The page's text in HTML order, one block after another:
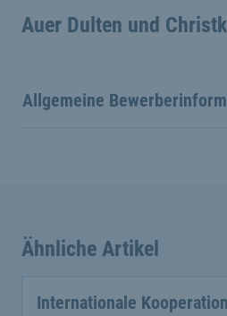
Auer Dulten und
Allgemeine
Ähnliche Artikel
Internationale Kooperation